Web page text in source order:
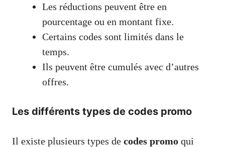
Les réductions peuvent être en
pourcentage ou en montant fixe.
Certains codes sont limités dans le
temps.
Ils peuvent être cumulés avec d’autres
offres.
Les différents types de codes promo
Il existe plusieurs types de codes promo qui